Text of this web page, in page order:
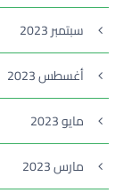
سبتمبر 2023
أغسطس 2023
مايو 2023
مارس 2023